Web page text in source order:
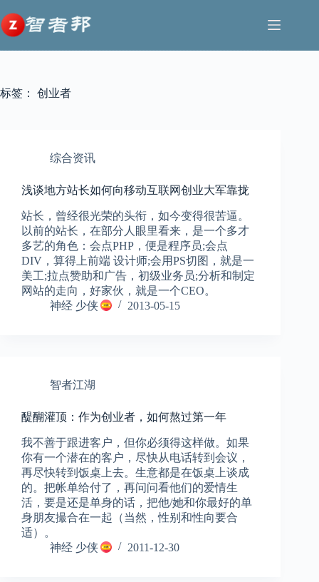
至
内
容
标签： 创业者
综合资讯
浅谈地方站长如何向移动互联网创业大军靠拢
站长，曾经很光荣的头衔，如今变得很苦逼。
以前的站长，在部分人眼里看来，是一个多才
多艺的角色：会点PHP，便是程序员;会点
DIV，算得上前端 设计师;会用PS切图，就是一
美工;拉点赞助和广告，初级业务员;分析和制定
网站的走向，好家伙，就是一个CEO。
神经 少侠
2013-05-15
智者江湖
醍醐灌顶：作为创业者，如何熬过第一年
我不善于跟进客户，但你必须得这样做。如果
你有一个潜在的客户，尽快从电话转到会议，
再尽快转到饭桌上去。生意都是在饭桌上谈成
的。把帐单给付了，再问问看他们的爱情生
活，要是还是单身的话，把他/她和你最好的单
身朋友撮合在一起（当然，性别和性向要合
适）。
神经 少侠
2011-12-30